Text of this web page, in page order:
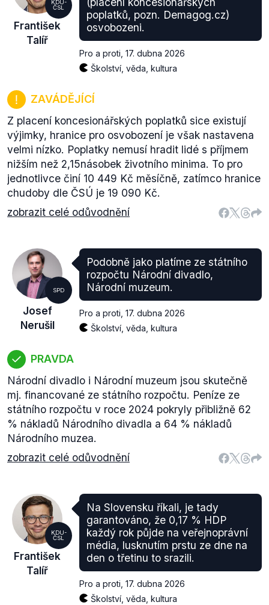
KDU-
ČSL
František
Talíř
poplatků, pozn. Demagog.cz)
osvobozeni.
Pro a proti 17. dubna 2026
Školství, věda, kultura
ZAVÁDĚJÍCÍ
Z placení koncesionářských poplatků sice existují
výjimky, hranice pro osvobození je však nastavena
velmi nízko. Poplatky nemusí hradit lidé s příjmem
nižším než 2,15násobek životního minima. To pro
jednotlivce činí 10 449 Kč měsíčně, zatímco hranice
chudoby dle ČSÚ je 19 090 Kč.
zobrazit celé odůvodnění
SPD
Josef
Nerušil
Podobně jako platíme ze státního
rozpočtu Národní divadlo,
Národní muzeum.
Pro a proti 17. dubna 2026
Školství, věda, kultura
PRAVDA
Národní divadlo i Národní muzeum jsou skutečně
mj. financované ze státního rozpočtu. Peníze ze
státního rozpočtu v roce 2024 pokryly přibližně 62
% nákladů Národního divadla a 64 % nákladů
Národního muzea.
zobrazit celé odůvodnění
KDU-
ČSL
František
Talíř
Na Slovensku říkali, je tady
garantováno, že 0,17 % HDP
každý rok půjde na veřejnoprávní
média, lusknutím prstu ze dne na
den o třetinu to srazili.
Pro a proti 17. dubna 2026
Školství, věda, kultura